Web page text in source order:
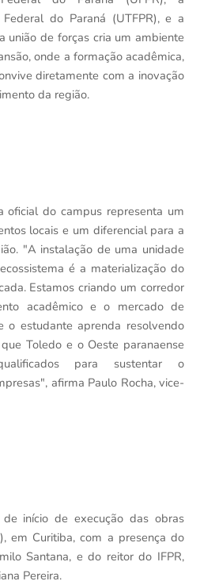
Federal do Paraná (UTFPR), e a
união de forças cria um ambiente
onde a formação acadêmica,
diretamente com a inovação
da região.
oficial do campus representa um
locais e um diferencial para a
"A instalação de uma unidade
é a materialização do
Estamos criando um corredor
acadêmico e o mercado de
o estudante aprenda resolvendo
Toledo e o Oeste paranaense
para sustentar o
afirma Paulo Rocha, vice-
início de execução das obras
em Curitiba, com a presença do
Santana, e do reitor do IFPR,
Pereira.